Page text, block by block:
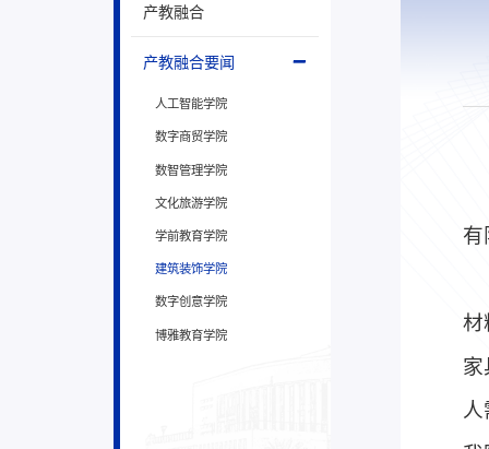
产教融合
产教融合要闻
人工智能学院
数字商贸学院
数智管理学院
文化旅游学院
学前教育学院
建筑装饰学院
数字创意学院
博雅教育学院
有
材